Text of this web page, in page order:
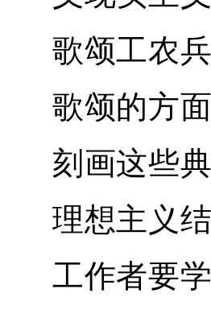
歌颂工农
歌颂的方
刻画这些
理想主义
工作者要